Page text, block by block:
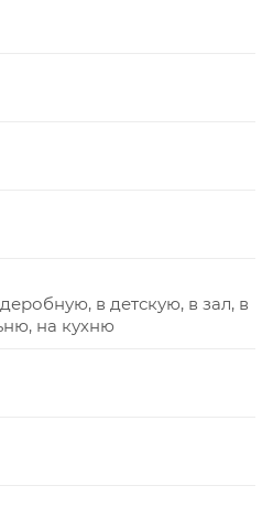
в детскую, в зал, в
на кухню